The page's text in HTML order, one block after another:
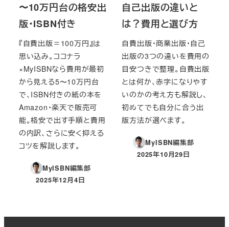
〜10万円台の格安出
版・ISBN付き
『自費出版＝100万円』は
思い込み。ココナラ
×MyISBNなら費用が最初
から見える5〜10万円台
で、ISBN付きの紙の本を
Amazon・楽天で販売可
能。格安で出す手順と費用
の内訳、さらに安く抑える
コツを解説します。
MyISBN編集部
投稿日
2025年12月4日
自己出版の違いと
は？費用と選び方
自費出版・商業出版・自己
出版の3つの違いを費用の
目安つきで整理。自費出版
とは何か、赤字になりやす
いのかの考え方も解説し、
初めてでも自分に合う出
版方法が選べます。
MyISBN編集部
投稿日
2025年10月29日